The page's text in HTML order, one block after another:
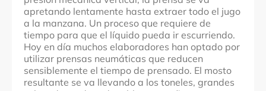
apretando lentamente hasta extraer todo el jugo
a la manzana. Un proceso que requiere de
tiempo para que el líquido pueda ir escurriendo.
Hoy en día muchos elaboradores han optado por
utilizar prensas neumáticas que reducen
sensiblemente el tiempo de prensado. El mosto
resultante se va llevando a los toneles, grandes